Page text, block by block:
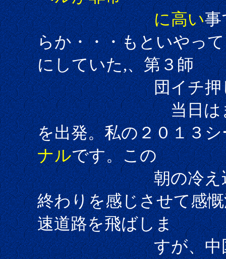
に高い事
らか・・・もといやっ
にしていた,、第３師
団イチ押しの駐
当日はまだ暗い
を出発。私の２０１３
ナルです。この
朝の冷え込みが
終わりを感じさせて感
速道路を飛ばしま
すが、中国自動